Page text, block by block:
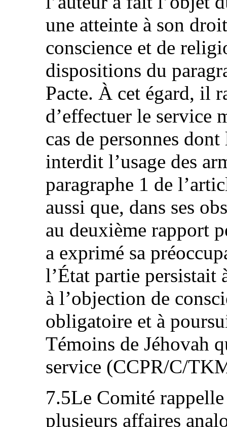
une atteinte à son
conscience et de
dispositions du
Pacte. À cet égard, il
d’effectuer le service
cas de personnes
interdit l’usage des
paragraphe 1 de
aussi que, dans ses
au deuxième rapport
a exprimé sa
l’État partie persistait
à l’objection de
obligatoire et à
Témoins de Jéhovah
service (CCPR/C/
7.5Le Comité
plusieurs affaires